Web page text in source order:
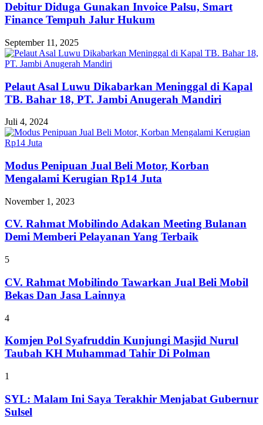
Debitur Diduga Gunakan Invoice Palsu, Smart
Finance Tempuh Jalur Hukum
September 11, 2025
Pelaut Asal Luwu Dikabarkan Meninggal di Kapal
TB. Bahar 18, PT. Jambi Anugerah Mandiri
Juli 4, 2024
Modus Penipuan Jual Beli Motor, Korban
Mengalami Kerugian Rp14 Juta
November 1, 2023
CV. Rahmat Mobilindo Adakan Meeting Bulanan
Demi Memberi Pelayanan Yang Terbaik
5
CV. Rahmat Mobilindo Tawarkan Jual Beli Mobil
Bekas Dan Jasa Lainnya
4
Komjen Pol Syafruddin Kunjungi Masjid Nurul
Taubah KH Muhammad Tahir Di Polman
1
SYL: Malam Ini Saya Terakhir Menjabat Gubernur
Sulsel